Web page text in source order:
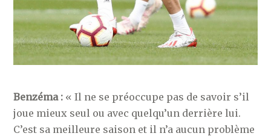
Benzéma : « Il ne se préoccupe pas de savoir s’il
joue mieux seul ou avec quelqu’un derrière lui.
C’est sa meilleure saison et il n’a aucun problème